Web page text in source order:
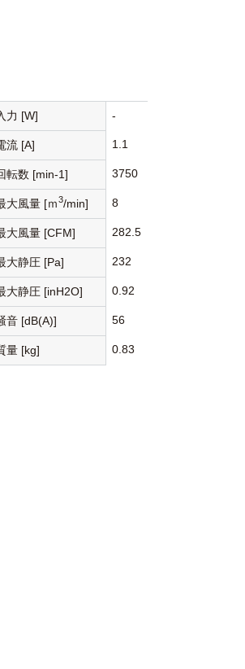
力 [W] -
流 [A] 1.1
転数 [min-1] 3750
大風量 [ｍ3/min] 8
大風量 [CFM] 282.5
大静圧 [Pa] 232
大静圧 [inH2O] 0.92
音 [dB(A)] 56
量 [kg] 0.83